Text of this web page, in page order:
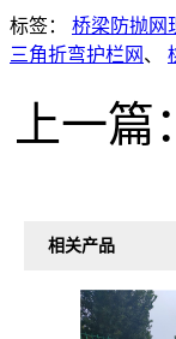
标签： 桥梁防抛网
三角折弯护栏网 、
上一篇：
相关产品